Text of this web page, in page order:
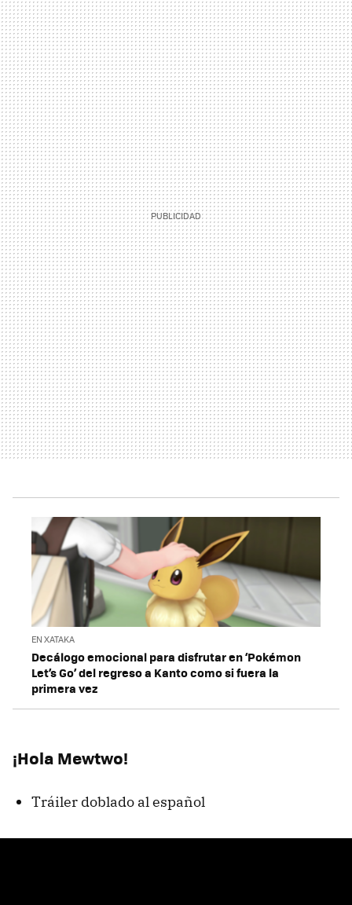
EN XATAKA
Decálogo emocional para disfrutar en ‘Pokémon
Let’s Go’ del regreso a Kanto como si fuera la
primera vez
¡Hola Mewtwo!
Tráiler doblado al español